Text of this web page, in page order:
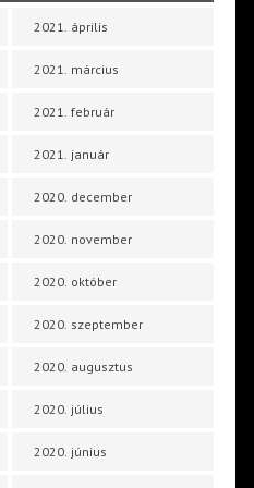
2021. április
2021. március
2021. február
2021. január
2020. december
2020. november
2020. október
2020. szeptember
2020. augusztus
2020. július
2020. június